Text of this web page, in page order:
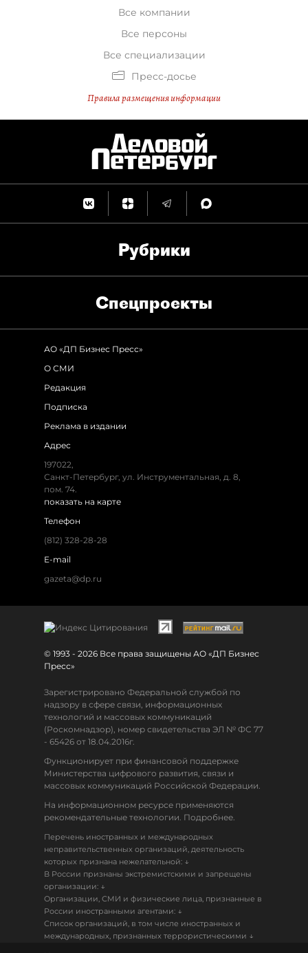
Все компании
Все персоны
Все специализации
Пресс-досье
Правила размещения информации
Рубрики
Спец­проекты
АО «ДП Бизнес Пресс»
О СМИ
Редакция
Подписка
Реклама в издании
Адрес
197022,
Санкт-Петербург, ул. Инструментальная, д. 8,
пом. 74.
показать на карте
Телефон
(812) 328-28-28
E-mail
gazeta@dp.ru
© 1993 - 2026 Все права защищены АО «ДП Бизнес
Пресс»
Зарегистрировано Федеральной службой по
надзору в сфере связи, информационных
технологий и массовых коммуникаций
(Роскомнадзор), номер свидетельства ЭЛ № ФС 77
- 65426 от 18.04.2016г.
Функционирует при финансовой поддержке
Министерства цифрового развития, связи и
массовых коммуникаций Российской Федерации.
На информационном ресурсе применяются
рекомендательные технологии. Подробнее.
Перечень иностранных и международных
неправительственных организаций, деятельность
которых признана нежелательной: ↓
В России признаны экстремистскими и запрещены
организации: ↓
Организации, СМИ и физические лица, признанные в
России иностранными агентами: ↓
Список организаций, в том числе иностранных и
международных, признанных террористическими ↓